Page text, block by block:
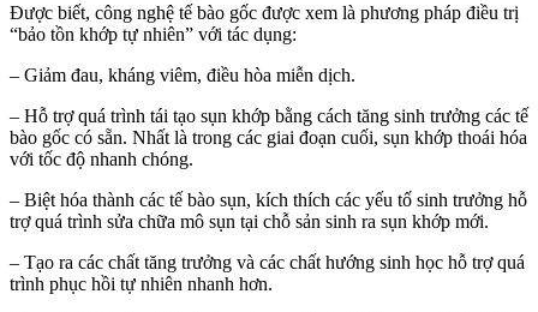
Được biết, công nghệ tế bào gốc được xem là phương pháp điều trị
“bảo tồn khớp tự nhiên” với tác dụng:
– Giảm đau, kháng viêm, điều hòa miễn dịch.
– Hỗ trợ quá trình tái tạo sụn khớp bằng cách tăng sinh trưởng các tế
bào gốc có sẵn. Nhất là trong các giai đoạn cuối, sụn khớp thoái hóa
với tốc độ nhanh chóng.
– Biệt hóa thành các tế bào sụn, kích thích các yếu tố sinh trưởng hỗ
trợ quá trình sửa chữa mô sụn tại chỗ sản sinh ra sụn khớp mới.
– Tạo ra các chất tăng trưởng và các chất hướng sinh học hỗ trợ quá
trình phục hồi tự nhiên nhanh hơn.